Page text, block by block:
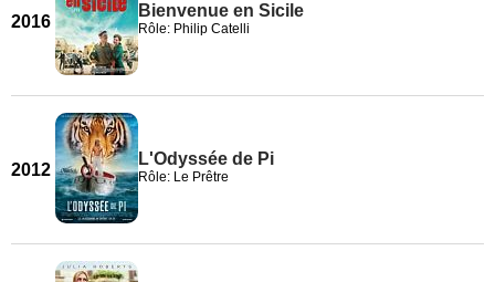
2016
Bienvenue en Sicile
Rôle: Philip Catelli
2012
L'Odyssée de Pi
Rôle: Le Prêtre